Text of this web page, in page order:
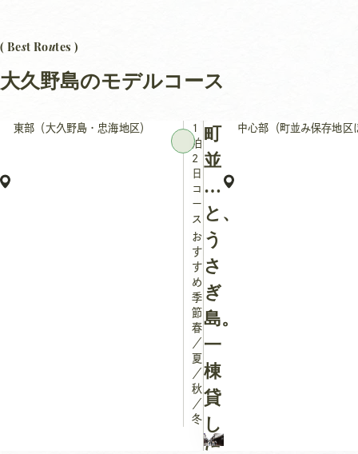
( Best Routes )
大久野島のモデルコース
東部（大久野島・忠海地区）
1
泊
2
日
コ
ー
ス
お
す
す
め
季
節：
春
／
夏
／
秋
／
冬
町
並
み
と、
う
さ
ぎ
島。
一
棟
貸
し
中心部（町並み保存地区